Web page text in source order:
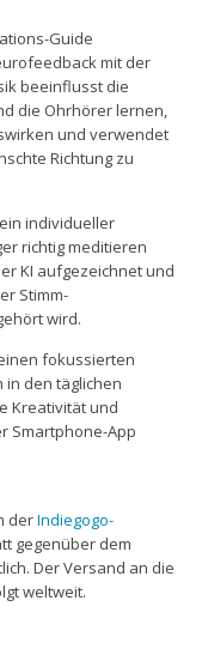
Guide
mit der
beeinflusst die
die Ohrhörer lernen,
und verwendet
Richtung zu
individueller
richtig meditieren
KI aufgezeichnet und
Stimm-
wird.
fokussierten
in den täglichen
Kreativität und
Smartphone-App
derIndiegogo-
gegenüber dem
Der Versand an die
weltweit.